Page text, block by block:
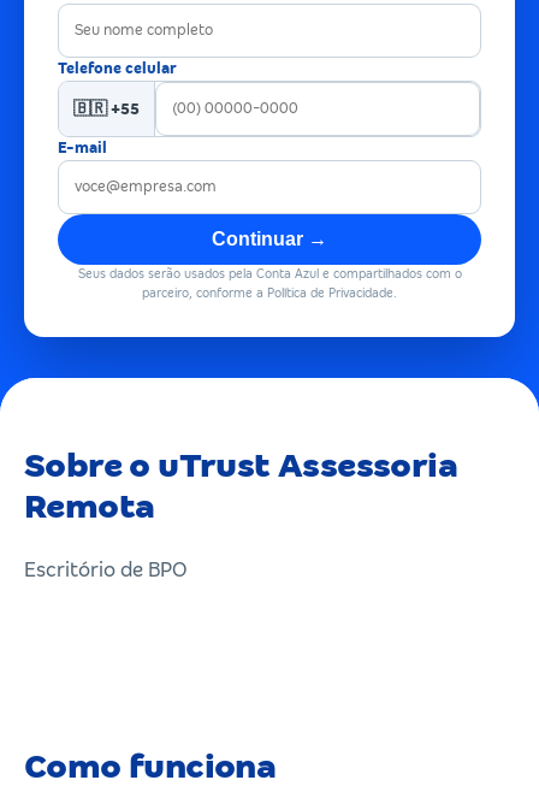
Telefone celular
🇧🇷 +55
E-mail
Continuar →
Seus dados serão usados pela Conta Azul e compartilhados com o
parceiro, conforme a Política de Privacidade.
Sobre o uTrust Assessoria
Remota
Escritório de BPO
Como funciona